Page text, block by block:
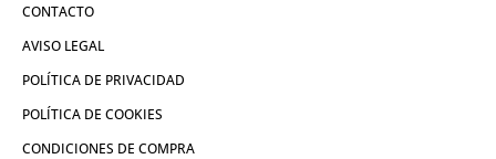
CONTACTO
AVISO LEGAL
POLÍTICA DE PRIVACIDAD
POLÍTICA DE COOKIES
CONDICIONES DE COMPRA